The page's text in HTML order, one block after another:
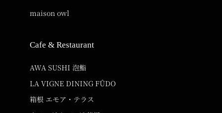
maison owl
Cafe & Restaurant
AWA SUSHI 泡鮨
LA VIGNE DINING FÛDO
箱根 エモア・テラス